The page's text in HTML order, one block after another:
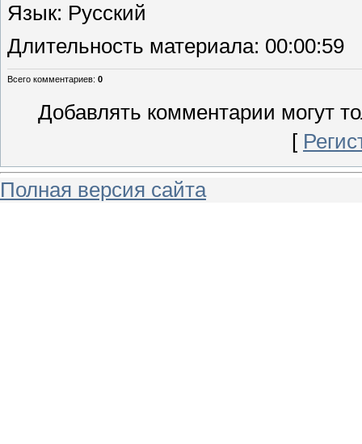
Язык: Русский
Длительность материала: 00:00:59
Всего комментариев: 0
Добавлять комментарии могут
[
Полная версия сайта